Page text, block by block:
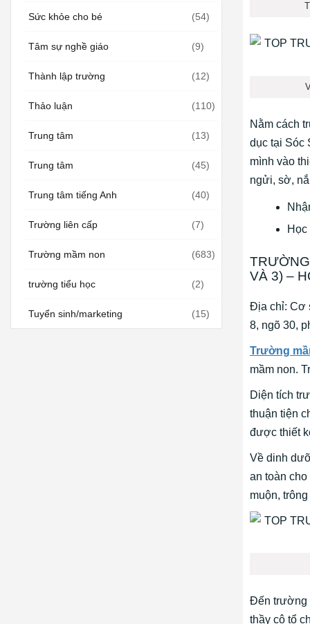
Sức khỏe cho bé (54)
Tâm sự nghề giáo (9)
Thành lập trường (12)
Thảo luận (110)
Trung tâm (13)
Trung tâm (45)
Trung tâm tiếng Anh (40)
Trường liên cấp (7)
Trường mầm non (683)
trường tiểu học (2)
Tuyển sinh/marketing (15)
Nằm cách
dục tại Sóc
mình vào
ngửi, sờ,
VÀ 3) –
Địa chỉ: Cơ
8, ngõ 30,
Trường
mầm non.
Diện tích
thuận tiện
được thiết
Về dinh
an toàn
muộn,
Đến trường
thầy cô tổ